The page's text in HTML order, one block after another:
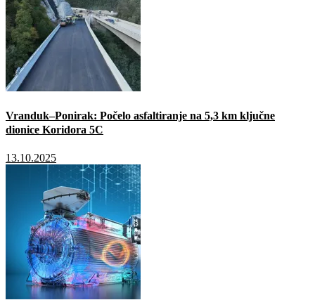
Vranduk–Ponirak: Počelo asfaltiranje na 5,3 km ključne
dionice Koridora 5C
13.10.2025